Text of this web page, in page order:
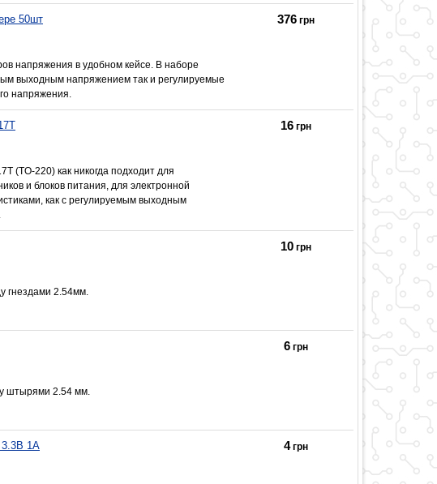
50шт
напряжения в удобном кейсе. В наборе
выходным напряжением так и регулируемые
напряжения.
376 грн
(TO-220) как никогда подходит для
и блоков питания, для электронной
как с регулируемым выходным
16 грн
гнездами 2.54мм.
10 грн
штырями 2.54 мм.
6 грн
3.3В 1А
4грн